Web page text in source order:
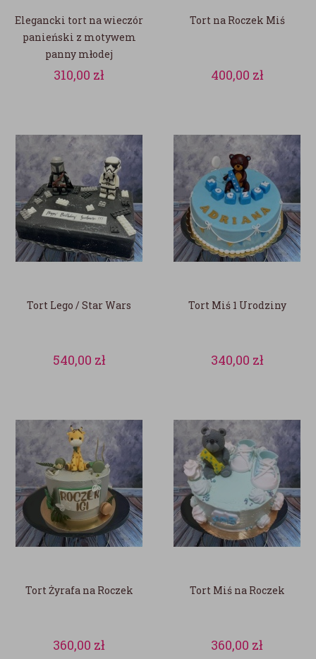
Elegancki tort na wieczór
panieński z motywem
panny młodej
310,00 zł
Tort na Roczek Miś
400,00 zł
Tort Lego / Star Wars
540,00 zł
Tort Miś 1 Urodziny
340,00 zł
Tort Żyrafa na Roczek
360,00 zł
Tort Miś na Roczek
360,00 zł